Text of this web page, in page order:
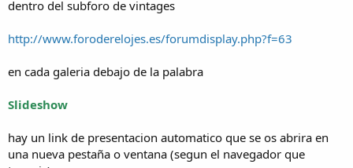
dentro del subforo de vintages
http://www.foroderelojes.es/forumdisplay.php?f=63
en cada galeria debajo de la palabra
Slideshow
hay un link de presentacion automatico que se os abrira en
una nueva pestaña o ventana (segun el navegador que